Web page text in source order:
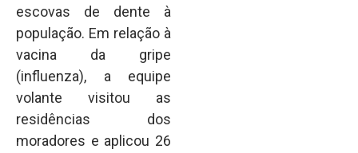
escovas de dente à
população. Em relação à
vacina da gripe
(influenza), a equipe
volante visitou as
residências dos
moradores e aplicou 26